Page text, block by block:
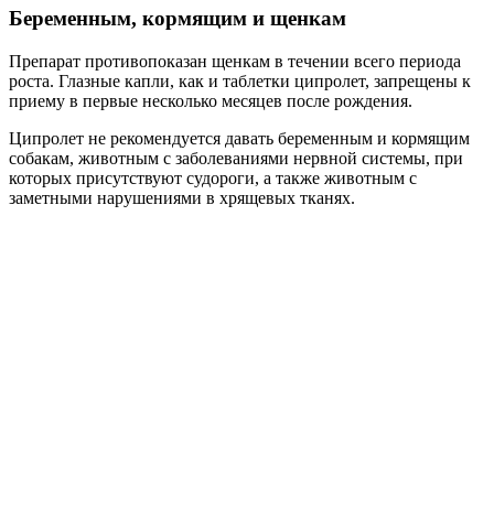
Беременным, кормящим и щенкам
Препарат противопоказан щенкам в течении всего периода
роста. Глазные капли, как и таблетки ципролет, запрещены к
приему в первые несколько месяцев после рождения.
Ципролет не рекомендуется давать беременным и кормящим
собакам, животным с заболеваниями нервной системы, при
которых присутствуют судороги, а также животным с
заметными нарушениями в хрящевых тканях.